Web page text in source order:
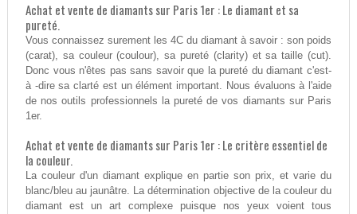
Achat et vente de diamants sur Paris 1er : Le diamant et sa
pureté.
Vous connaissez surement les 4C du diamant à savoir : son poids
(carat), sa couleur (coulour), sa pureté (clarity) et sa taille (cut).
Donc vous n'êtes pas sans savoir que la pureté du diamant c'est-
à -dire sa clarté est un élément important. Nous évaluons à l'aide
de nos outils professionnels la pureté de vos diamants sur Paris
1er.
Achat et vente de diamants sur Paris 1er : Le critère essentiel de
la couleur.
La couleur d'un diamant explique en partie son prix, et varie du
blanc/bleu au jaunâtre. La détermination objective de la couleur du
diamant est un art complexe puisque nos yeux voient tous